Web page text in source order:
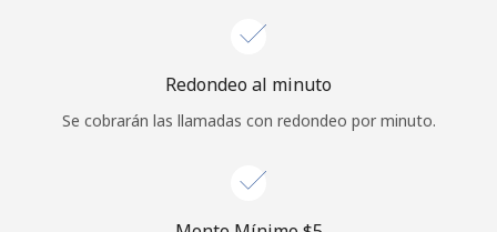
Redondeo al minuto
Se cobrarán las llamadas con redondeo por minuto.